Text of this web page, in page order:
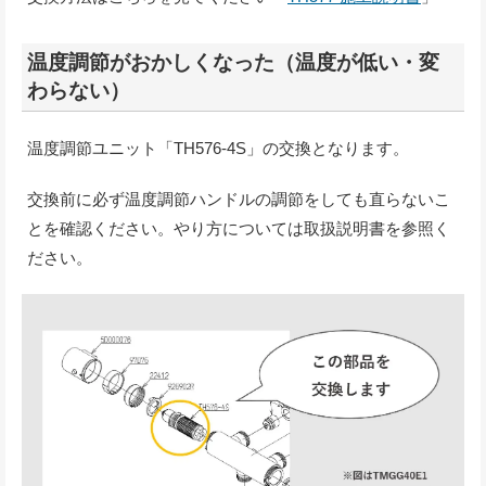
温度調節がおかしくなった（温度が低い・変
わらない）
温度調節ユニット「TH576-4S」の交換となります。
交換前に必ず温度調節ハンドルの調節をしても直らないこ
とを確認ください。やり方については取扱説明書を参照く
ださい。